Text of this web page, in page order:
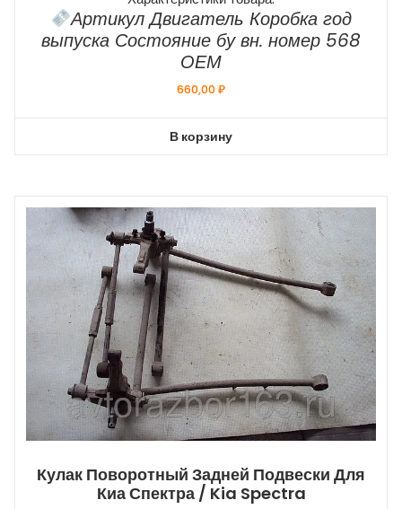
Артикул Двигатель Коробка год
выпуска Состояние бу вн. номер 568
ОЕМ
660,00₽
В корзину
Кулак Поворотный Задней Подвески Для
Киа Спектра / Kia Spectra